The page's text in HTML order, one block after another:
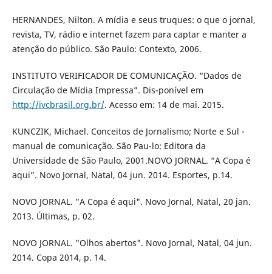
HERNANDES, Nilton. A mídia e seus truques: o que o jornal,
revista, TV, rádio e internet fazem para captar e manter a
atenção do público. São Paulo: Contexto, 2006.
INSTITUTO VERIFICADOR DE COMUNICAÇÃO. “Dados de
Circulação de Mídia Impressa”. Dis-ponível em
http://ivcbrasil.org.br/. Acesso em: 14 de mai. 2015.
KUNCZIK, Michael. Conceitos de Jornalismo; Norte e Sul -
manual de comunicação. São Pau-lo: Editora da
Universidade de São Paulo, 2001.NOVO JORNAL. “A Copa é
aqui”. Novo Jornal, Natal, 04 jun. 2014. Esportes, p.14.
NOVO JORNAL. "A Copa é aqui". Novo Jornal, Natal, 20 jan.
2013. Últimas, p. 02.
NOVO JORNAL. "Olhos abertos". Novo Jornal, Natal, 04 jun.
2014. Copa 2014, p. 14.